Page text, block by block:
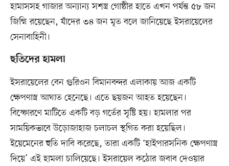
হামাসসহ গাজার অন্যান্য সশস্ত্র গোষ্ঠীর হাতে এখন পর্যন্ত ৫৮ জন
জিম্মি রয়েছেন, যাঁদের ৩৪ জন মৃত বলে জানিয়েছে ইসরায়েলের
সেনাবাহিনী।
হুতিদের হামলা
ইসরায়েলের বেন গুরিওন বিমানবন্দর এলাকায় আজ একটি
ক্ষেপণাস্ত্র আঘাত হেনেছে। এতে ছয়জন আহত হয়েছেন।
বিস্ফোরণে মাটিতে একটি বড় গর্তের সৃষ্টি হয়। হামলার পর
সাময়িকভাবে উড়োজাহাজ চলাচল স্থগিত করা হয়েছিল।
ইয়েমেনের হুতি দাবি করেছে, তারা একটি ‘হাইপারসনিক ক্ষেপণাস্ত্র
দিয়ে’ এই হামলা চালিয়েছে। ইসরায়েল কঠোর জবাব দেওয়ার